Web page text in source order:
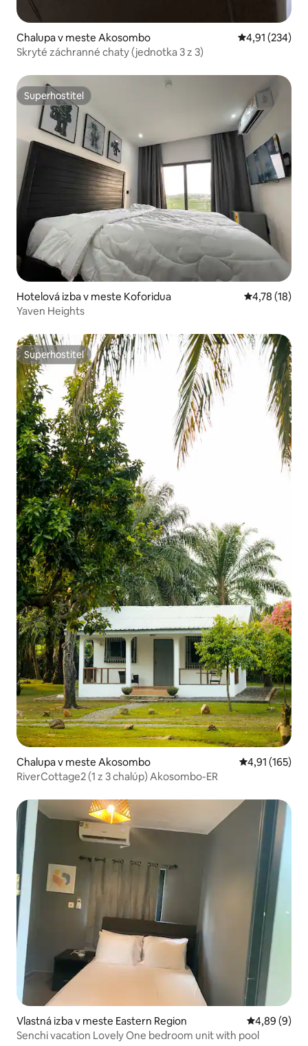
Chalupa v meste Akosombo Priemerné
4,91 (234)
Skryté záchranné chaty (jednotka 3 z 3)
Superhostiteľ
Superhostiteľ
Hotelová izba v meste Koforidua Priemerné
4,78 (18)
Yaven Heights
Superhostiteľ
Superhostiteľ
Chalupa v meste Akosombo Priemerné
4,91 (165)
RiverCottage2 (1 z 3 chalúp) Akosombo-ER
Vlastná izba v meste Eastern Region Priemerné
4,89 (9)
Senchi vacation Lovely One bedroom unit with pool